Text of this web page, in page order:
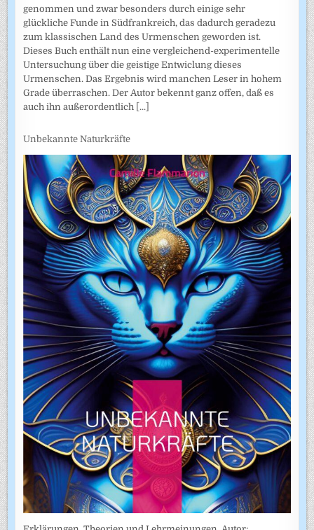
genommen und zwar besonders durch einige sehr
glückliche Funde in Südfrankreich, das dadurch geradezu
zum klassischen Land des Urmenschen geworden ist.
Dieses Buch enthält nun eine vergleichend-experimentelle
Untersuchung über die geistige Entwiclung dieses
Urmenschen. Das Ergebnis wird manchen Leser in hohem
Grade überraschen. Der Autor bekennt ganz offen, daß es
auch ihn außerordentlich [...]
Unbekannte Naturkräfte